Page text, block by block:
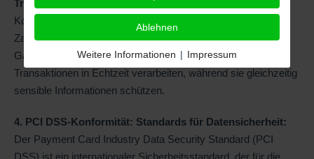
Transaktionen:
Zahlungs-Gateways sind zentrale
Komponenten für die sichere Abwicklung von Online-
Zahlungen. Wir werden verschiedene Arten von Zahlungs-
Gateways untersuchen, wie sie funktionieren und wie sie
Transaktionen in Echtzeit verarbeiten, während sie gleichzeitig
sensible Informationen schützen.
4. PCI DSS-Konformität: Standards für Datensicherheit:
Der Payment Card Industry Data Security Standard (PCI
DSS) ist ein internationaler Sicherheitsstandard, der für die
Ablehnen
Weitere Informationen | Impressum